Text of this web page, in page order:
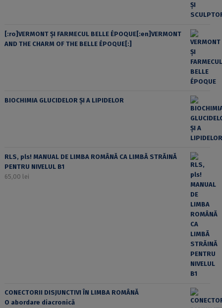
[:ro]VERMONT ȘI FARMECUL BELLE ÉPOQUE[:en]VERMONT
AND THE CHARM OF THE BELLE ÉPOQUE[:]
BIOCHIMIA GLUCIDELOR ȘI A LIPIDELOR
RLS, pls! MANUAL DE LIMBA ROMÂNĂ CA LIMBĂ STRĂINĂ
PENTRU NIVELUL B1
65,00 lei
CONECTORII DISJUNCTIVI ÎN LIMBA ROMÂNĂ
O abordare diacronică